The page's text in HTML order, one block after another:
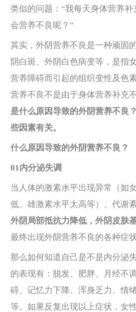
类似的问题：“我每天身体营养
会营养不良呢？”
其实，外阴营养不良是一种顽固
阴白斑、外阴白色病变等，是指
营养障碍而引起的组织变性及色
营养不良不是由于身体营养补充
是什么原因导致的外阴营养不良
些因素有关。
什么原因导致的外阴营养不良？
01内分泌失调
当人体的激素水平出现异常（如
低、雄激素水平太高等）、代谢
外阴局部抵抗力降低，外阴皮肤
最终出现外阴营养不良的各种症状
那么如何知道自己是不是内分泌
的表现有：脱发、肥胖、月经不
碍、记忆力下降、浑身乏力、情
等。如果反复出现以上症状，女